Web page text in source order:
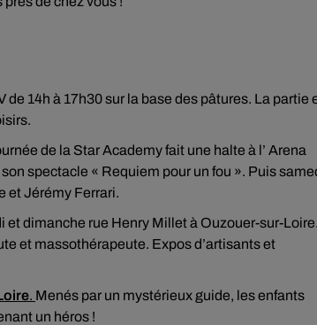
14h à 17h30 sur la base des pâtures. La partie
de la Star Academy fait une halte à l’ Arena
spectacle « Requiem pour un fou ». Puis
et Jérémy Ferrari.
et dimanche rue Henry Millet à Ouzouer-sur-
et massothérapeute. Expos d’artisants et
. Menés par un mystérieux guide, les enfants
un héros !